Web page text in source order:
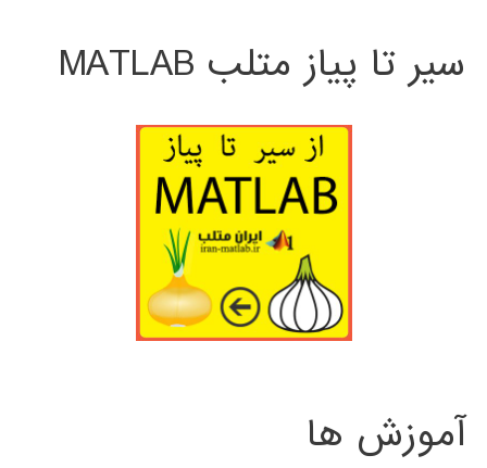
سیر تا پیاز متلب MATLAB
آموزش ها